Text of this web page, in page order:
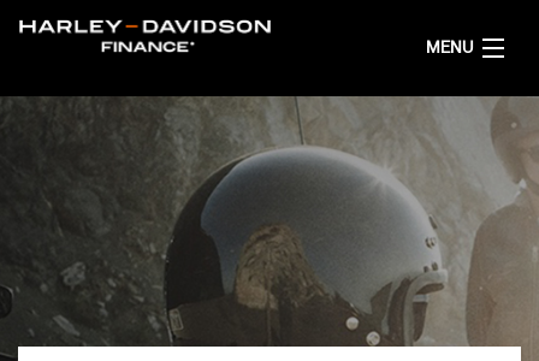
MENU
STARTPAGINA
FINANCIERINGSVOORSTEL
NEDERLANDS